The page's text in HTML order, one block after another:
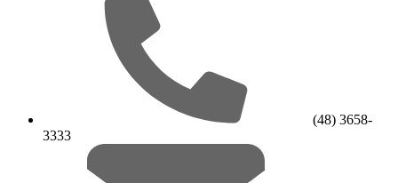
(48) 3658-
3333